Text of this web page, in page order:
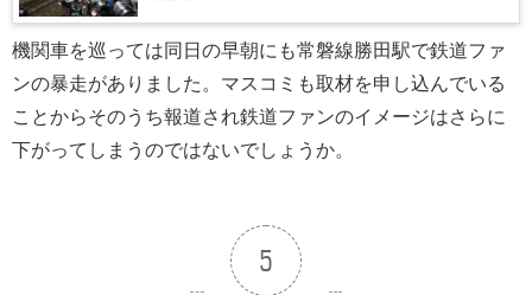
機関車を巡っては同日の早朝にも常磐線勝田駅で鉄道ファ
ンの暴走がありました。マスコミも取材を申し込んでいる
ことからそのうち報道され鉄道ファンのイメージはさらに
下がってしまうのではないでしょうか。
5